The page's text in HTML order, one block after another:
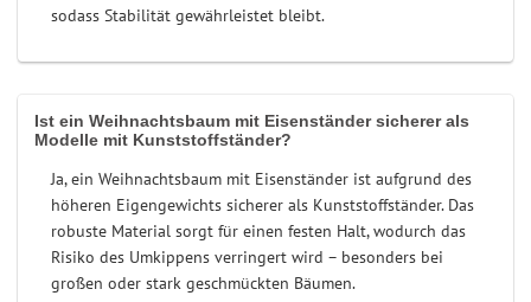
sodass Stabilität gewährleistet bleibt.
Ist ein Weihnachtsbaum mit Eisenständer sicherer als
Modelle mit Kunststoffständer?
Ja, ein Weihnachtsbaum mit Eisenständer ist aufgrund des
höheren Eigengewichts sicherer als Kunststoffständer. Das
robuste Material sorgt für einen festen Halt, wodurch das
Risiko des Umkippens verringert wird – besonders bei
großen oder stark geschmückten Bäumen.